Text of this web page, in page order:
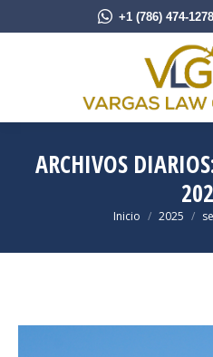
+1 (786) 474-1278
ARCHIVOS
Estás aquí:
Inicio 2025